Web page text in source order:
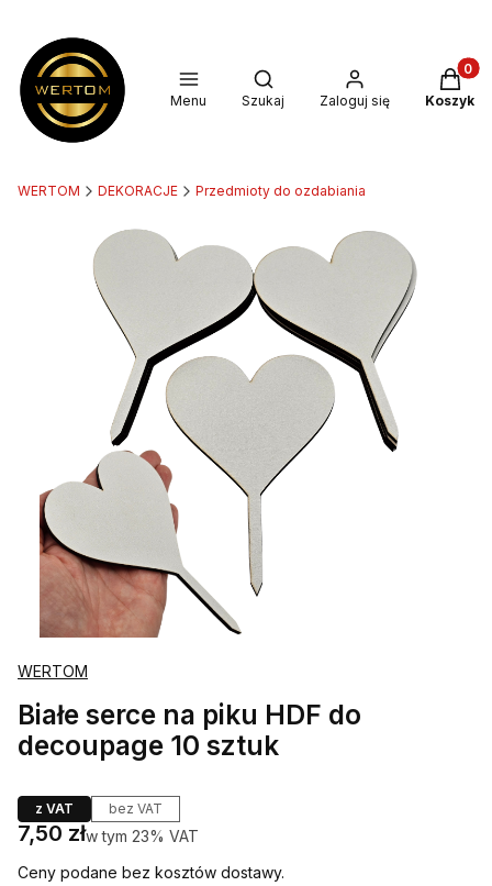
Menu
Otwórz wyszukiwarkę
Szukaj Zaloguj się Koszyk
WERTOM DEKORACJE Przedmioty do ozdabiania
WERTOM
Białe serce na piku HDF do
decoupage 10 sztuk
z VAT bez VAT
Cena
7,50 złw tym 23% VAT
w tym 23% VAT
Ceny podane bez kosztów dostawy.